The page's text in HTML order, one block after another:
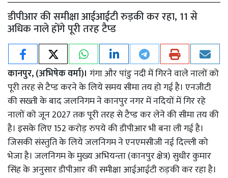
डीपीआर की समीक्षा आईआईटी रुड़की कर रहा, 11 से
अधिक नाले होंगे पूरी तरह टैप्ड
कानपुर, (अभिषेक वर्मा)। गंगा और पांडु नदी में गिरने वाले नालों को
पूरी तरह से टैप्ड करने के लिये समय सीमा तय हो गई है। एनजीटी
की सख्ती के बाद जलनिगम ने कानपुर नगर में नदियों में गिर रहे
नालों को जून 2027 तक पूरी तरह से टैप्ड कर लेने की सीमा तय की
है। इसके लिए 152 करोड़ रुपये की डीपीआर भी बना ली गई है।
जिसकी संस्तुति के लिये जलनिगम ने एनएमसीजी नई दिल्ली को
भेजा है। जलनिगम के मुख्य अभियन्ता (कानपुर क्षेत्र) सुधीर कुमार
सिंह के अनुसार डीपीआर की समीक्षा आईआईटी रुड़की कर रहा है।